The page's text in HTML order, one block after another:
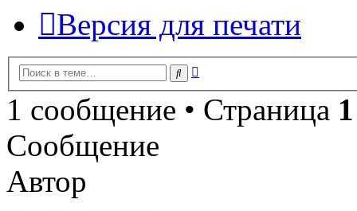
Версия для печати
Поиск
1 сообщение • Страница 1
Сообщение
Автор